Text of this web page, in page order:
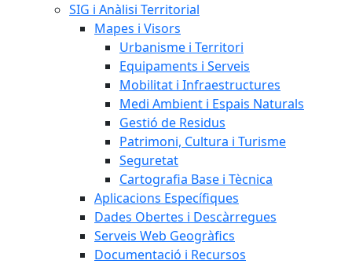
SIG i Anàlisi Territorial
Mapes i Visors
Urbanisme i Territori
Equipaments i Serveis
Mobilitat i Infraestructures
Medi Ambient i Espais Naturals
Gestió de Residus
Patrimoni, Cultura i Turisme
Seguretat
Cartografia Base i Tècnica
Aplicacions Específiques
Dades Obertes i Descàrregues
Serveis Web Geogràfics
Documentació i Recursos